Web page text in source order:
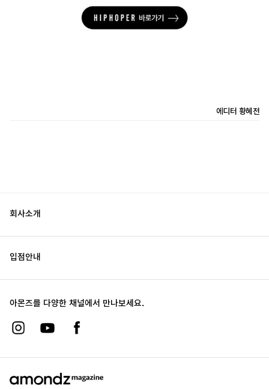
에디터 황혜전
회사소개
입점안내
아몬즈를 다양한 채널에서 만나보세요.